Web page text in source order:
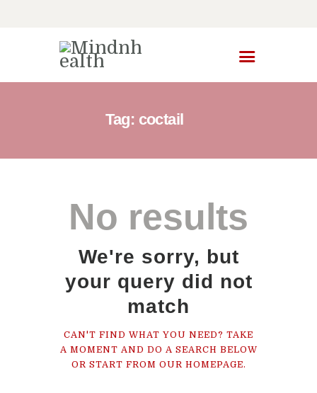
Tag: coctail
Angebot
No results
We're sorry, but
your query did not
match
CAN'T FIND WHAT YOU NEED? TAKE
A MOMENT AND DO A SEARCH BELOW
OR START FROM OUR HOMEPAGE.